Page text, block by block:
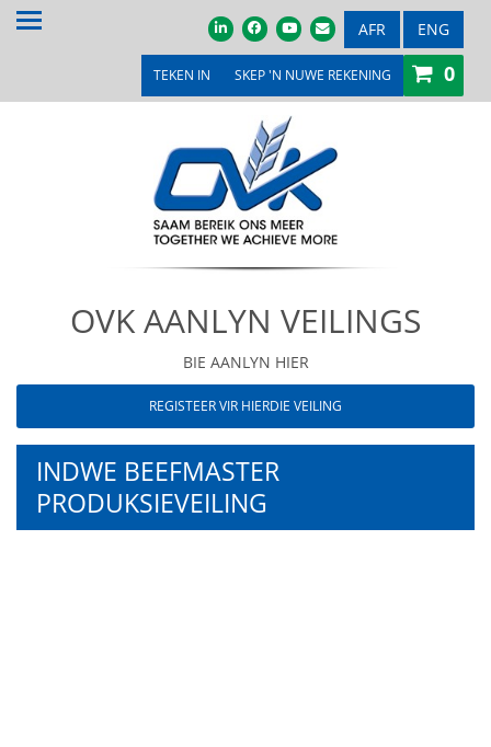
AFR ENG
TEKEN IN SKEP 'N NUWE REKENING 0
TUIS
PROMOSIES & KOMPETISIES
VEILINGS & TENDERS
KONTAK ONS
OVK AANLYN VEILINGS
BIE AANLYN HIER
REGISTEER VIR HIERDIE VEILING
INDWE BEEFMASTER
PRODUKSIEVEILING